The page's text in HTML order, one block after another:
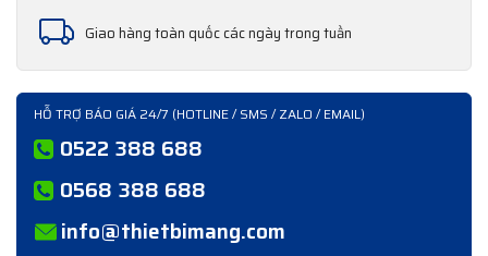
Giao hàng toàn quốc các ngày trong tuần
HỖ TRỢ BÁO GIÁ 24/7 (HOTLINE / SMS / ZALO / EMAIL)
0522 388 688
0568 388 688
info@thietbimang.com